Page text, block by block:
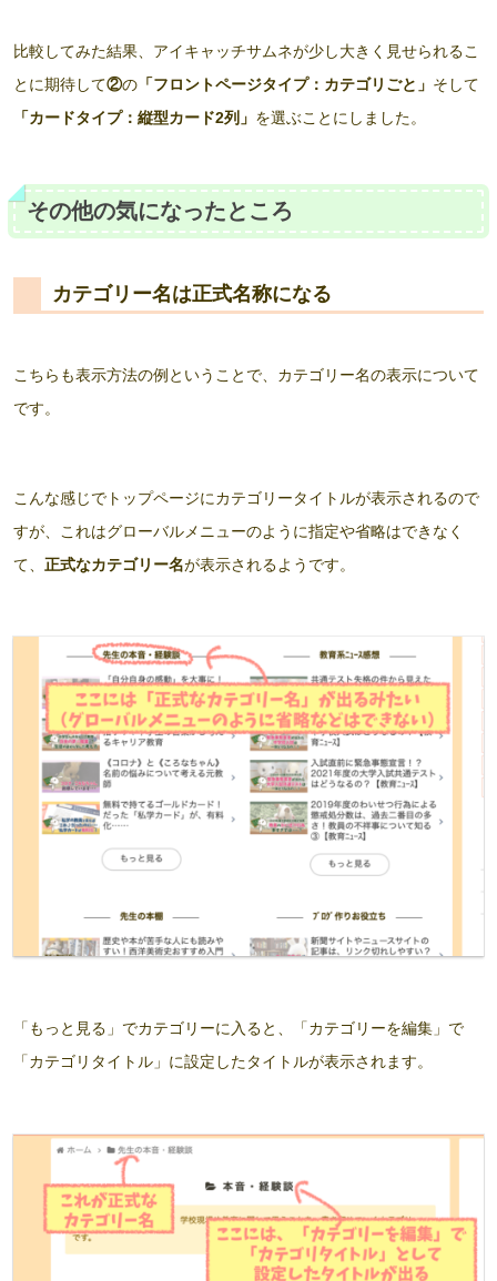
比較してみた結果、アイキャッチサムネが少し大きく見せられるこ
とに期待して②の 「フロントページタイプ：カテゴリごと」 そして
「カードタイプ：縦型カード2列」 を選ぶことにしました。
その他の気になったところ
カテゴリー名は正式名称になる
こちらも表示方法の例ということで、カテゴリー名の表示について
です。
こんな感じでトップページにカテゴリータイトルが表示されるので
すが、これはグローバルメニューのように指定や省略はできなく
て、 正式なカテゴリー名が表示されるようです。
「もっと見る」でカテゴリーに入ると、「カテゴリーを編集」で
「カテゴリタイトル」に設定したタイトルが表示されます。